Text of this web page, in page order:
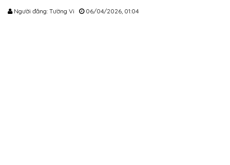
Người đăng: Tường Vi 06/04/2026, 01:04